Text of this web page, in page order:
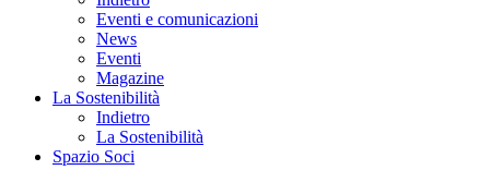
Eventi e comunicazioni
News
Eventi
Magazine
La Sostenibilità
Indietro
La Sostenibilità
Spazio Soci